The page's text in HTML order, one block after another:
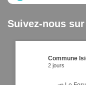
Suivez-nous sur
Commune
2 jours